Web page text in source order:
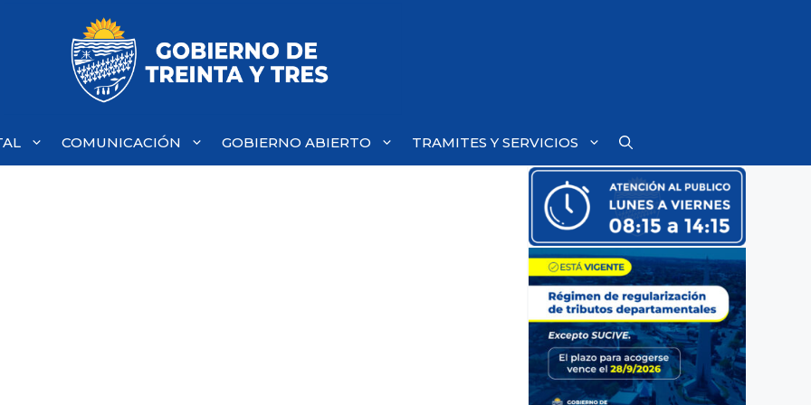
COMUNICACIÓN GOBIERNO ABIERTO TRAMITES Y SERVICIOS